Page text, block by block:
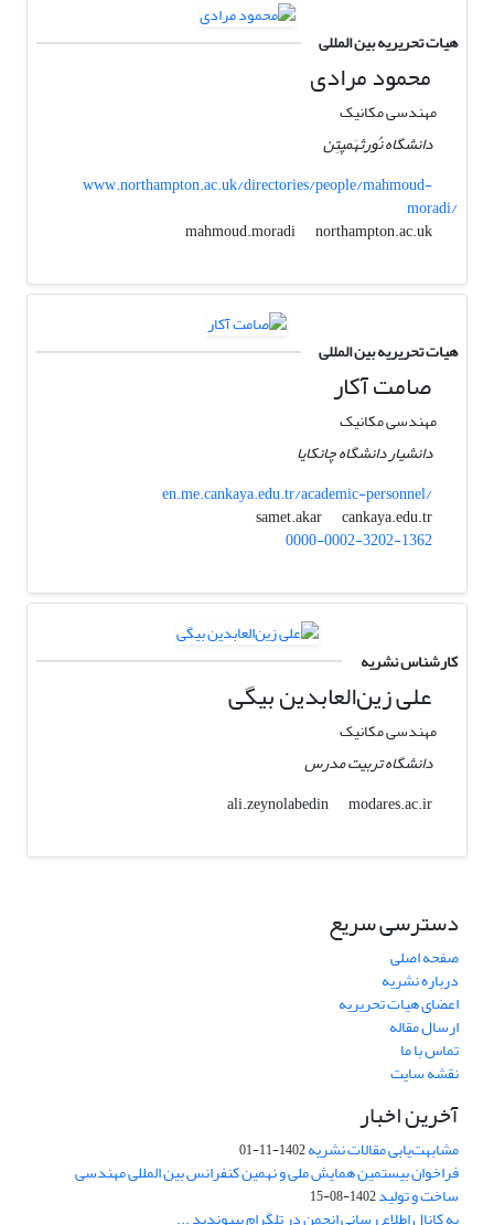
هیات تحریریه بین المللی
محمود مرادی
مهندسی مکانیک
دانشگاه نُورثهَمپتِن
www.northampton.ac.uk/directories/people/mahmoud-
moradi/
mahmoud.moradi
northampton.ac.uk
هیات تحریریه بین المللی
صامت آکار
مهندسی مکانیک
دانشیار دانشگاه چانکایا
en.me.cankaya.edu.tr/academic-personnel/
samet.akar
cankaya.edu.tr
0000-0002-3202-1362
کارشناس نشریه
علی زین‌العابدین بیگی
مهندسی مکانیک
دانشگاه تربیت مدرس
ali.zeynolabedin
modares.ac.ir
دسترسی سریع
صفحه اصلی
درباره نشریه
اعضای هیات تحریریه
ارسال مقاله
تماس با ما
نقشه سایت
آخرین اخبار
مشابهت‌یابی مقالات نشریه1402-11-01
فراخوان بیستمین همایش ملی و نهمین کنفرانس بین المللی مهندسی
ساخت و تولید1402-08-15
به کانال اطلاع رسانی انجمن در تلگرام بپیوندید ...